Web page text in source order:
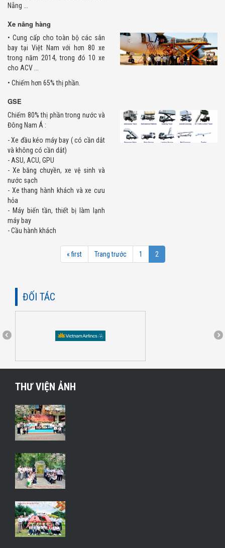
Nẵng ...
Xe nâng hàng
• Cung cấp cho toàn bộ các sân
bay tại Việt Nam với hơn 80 xe
trong năm 2014, trong đó 10 xe
cho ACV ...
• Chiếm hơn 65% thị phần.
GSE
Chiếm 80% thị phần trong nước và
Đông Nam Á :
- Xe đầu kéo máy bay ( có cần dắt
và không có cần dắt)
- ASU, ACU, GPU
- Xe băng chuyền, xe vệ sinh và
nước sạch
- Xe thang hành khách và xe cưu
hỏa
- Máy biến tần, thiết bị làm lạnh
máy bay
- Cầu hành khách
« first Trang trước 1 2
ĐỐI TÁC
THƯ VIỆN ẢNH